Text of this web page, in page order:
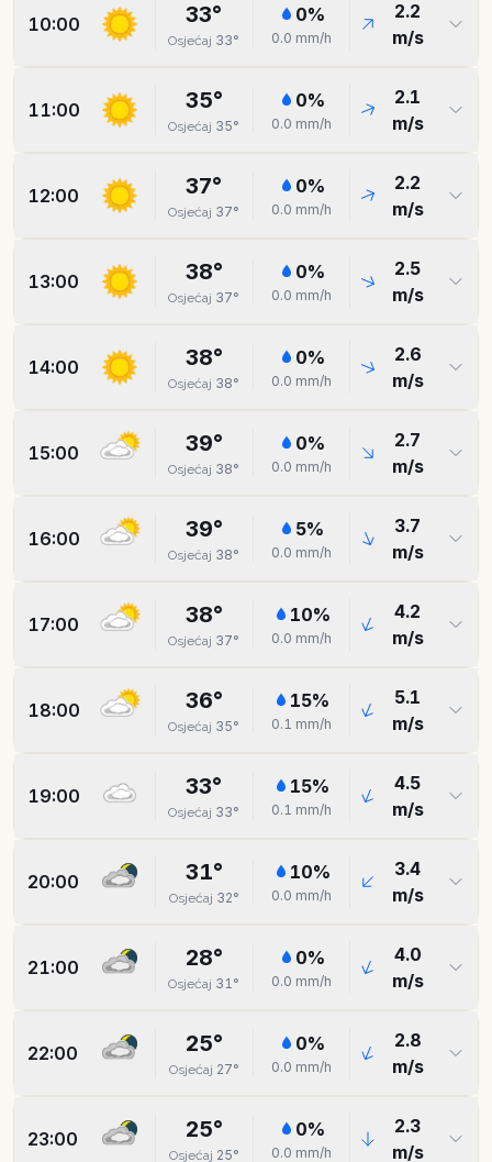
10:00 33°
Osjećaj 33°
0%
0.0 mm/h
2.2
m/s
11:00 35°
Osjećaj 35°
0%
0.0 mm/h
2.1
m/s
12:00 37°
Osjećaj 37°
0%
0.0 mm/h
2.2
m/s
13:00 38°
Osjećaj 37°
0%
0.0 mm/h
2.5
m/s
14:00 38°
Osjećaj 38°
0%
0.0 mm/h
2.6
m/s
15:00 39°
Osjećaj 38°
0%
0.0 mm/h
2.7
m/s
16:00 39°
Osjećaj 38°
5%
0.0 mm/h
3.7
m/s
17:00 38°
Osjećaj 37°
10%
0.0 mm/h
4.2
m/s
18:00 36°
Osjećaj 35°
15%
0.1 mm/h
5.1
m/s
19:00 33°
Osjećaj 33°
15%
0.1 mm/h
4.5
m/s
20:00 31°
Osjećaj 32°
10%
0.0 mm/h
3.4
m/s
21:00 28°
Osjećaj 31°
0%
0.0 mm/h
4.0
m/s
22:00 25°
Osjećaj 27°
0%
0.0 mm/h
2.8
m/s
23:00 25°
Osjećaj 25°
0%
0.0 mm/h
2.3
m/s